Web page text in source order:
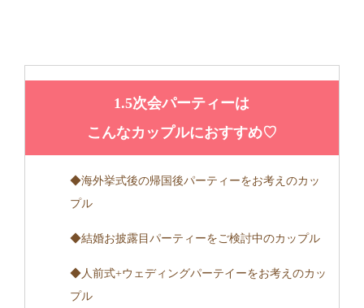
1.5次会パーティーは
こんなカップルにおすすめ♡
◆海外挙式後の帰国後パーティーをお考えのカッ
プル
◆結婚お披露目パーティーをご検討中のカップル
◆人前式+ウェディングパーテイーをお考えのカッ
プル